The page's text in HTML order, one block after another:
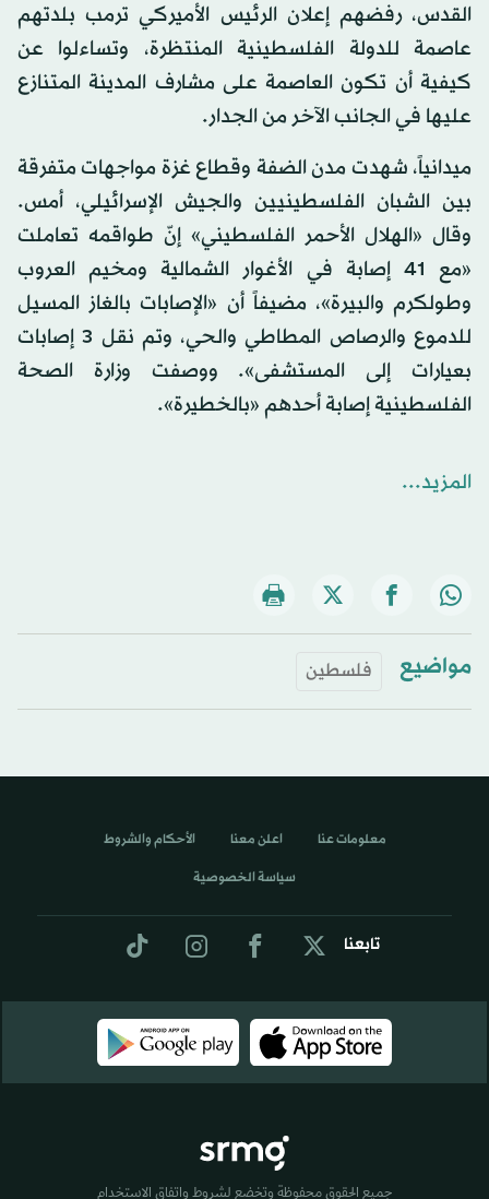
القدس، رفضهم إعلان الرئيس الأميركي ترمب بلدتهم
عاصمة للدولة الفلسطينية المنتظرة، وتساءلوا عن
كيفية أن تكون العاصمة على مشارف المدينة المتنازع
عليها في الجانب الآخر من الجدار.
ميدانياً، شهدت مدن الضفة وقطاع غزة مواجهات متفرقة
بين الشبان الفلسطينيين والجيش الإسرائيلي، أمس.
وقال «الهلال الأحمر الفلسطيني» إنّ طواقمه تعاملت
«مع 41 إصابة في الأغوار الشمالية ومخيم العروب
وطولكرم والبيرة»، مضيفاً أن «الإصابات بالغاز المسيل
للدموع والرصاص المطاطي والحي، وتم نقل 3 إصابات
بعيارات إلى المستشفى». ووصفت وزارة الصحة
الفلسطينية إصابة أحدهم «بالخطيرة».
المزيد...
مواضيع فلسطين
تابعنا
معلومات عنا اعلن معنا الأحكام والشروط
سياسة الخصوصية
جميع الحقوق محفوظة وتخضع لشروط واتفاق الاستخدام